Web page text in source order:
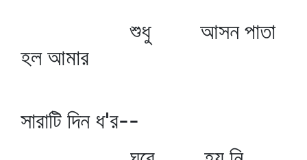
শুধু আসন পাতা
হল আমার
সারাটি দিন ধ'র--